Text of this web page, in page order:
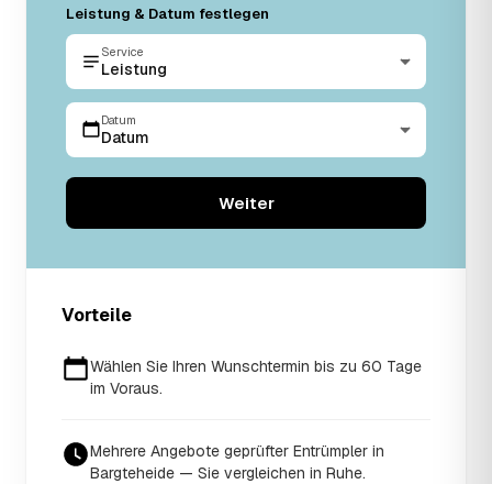
Leistung & Datum festlegen
Service
Leistung
Datum
Datum
Weiter
Vorteile
Wählen Sie Ihren Wunschtermin bis zu 60 Tage
im Voraus.
Mehrere Angebote geprüfter Entrümpler in
Bargteheide — Sie vergleichen in Ruhe.